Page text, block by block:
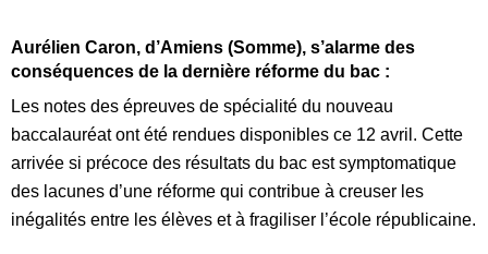
Aurélien Caron, d’Amiens (Somme), s’alarme des
conséquences de la dernière réforme du bac :
Les notes des épreuves de spécialité du nouveau
baccalauréat ont été rendues disponibles ce 12 avril. Cette
arrivée si précoce des résultats du bac est symptomatique
des lacunes d’une réforme qui contribue à creuser les
inégalités entre les élèves et à fragiliser l’école républicaine.